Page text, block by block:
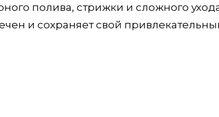
полива, стрижки и сложного
и сохраняет свой